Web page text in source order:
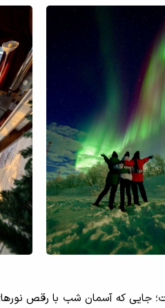
جایی که آسمان شب با رقص